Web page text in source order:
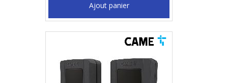
Ajout panier